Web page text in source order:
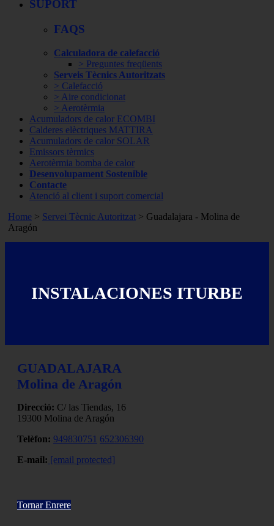
SUPORT
FAQS
Calculadora de calefacció
> Preguntes freqüents
Serveis Tècnics Autoritzats
> Calefacció
> Aire condicionat
> Aerotèrmia
Acumuladors de calor ECOMBI
Calderes elèctriques MATTIRA
Acumuladors de calor SOLAR
Emissors tèrmics
Aerotèrmia bomba de calor
Desenvolupament Sostenible
Contacte
Atenció al client i suport comercial
Home > Servei Tècnic Autoritzat > Guadalajara - Molina de
Aragón
INSTALACIONES ITURBE
GUADALAJARA
Molina de Aragón
Direcció: C/ las Tiendas, 16
19300 Molina de Aragón
Telèfon: 949830751 652306390
E-mail: [email protected]
Tornar Enrere